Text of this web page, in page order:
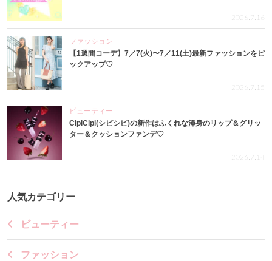
2026.7.16
ファッション
【1週間コーデ】7／7(火)〜7／11(土)最新ファッションをピ
ックアップ♡
2026.7.15
ビューティー
CipiCipi(シピシピ)の新作はふくれな渾身のリップ＆グリッ
ター＆クッションファンデ♡
2026.7.14
人気カテゴリー
ビューティー
ファッション